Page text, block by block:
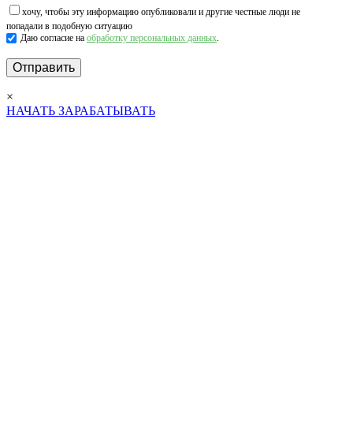
хочу, чтобы эту информацию опубликовали и другие честные люди не
попадали в подобную ситуацию
Даю согласие на обработку персональных данных.
×
НАЧАТЬ ЗАРАБАТЫВАТЬ